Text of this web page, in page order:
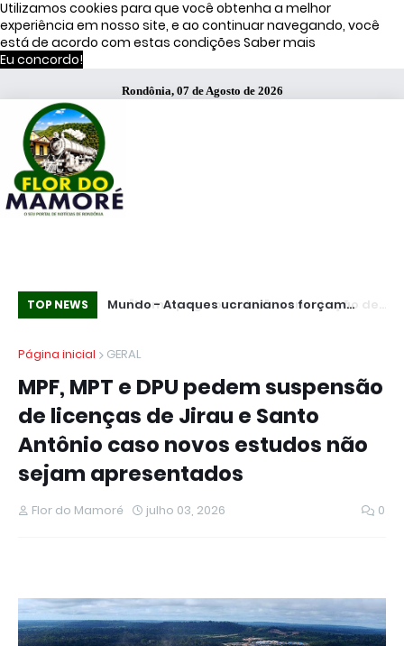
Utilizamos cookies para que você obtenha a melhor
experiência em nosso site, e ao continuar navegando, você
está de acordo com estas condições Saber mais
Eu concordo!
Rondônia, 07 de Agosto de 2026
TOP NEWS
de
Mundo - Ataques ucranianos forçam
do Cazaquistão à Rússia
Página inicial GERAL
MPF, MPT e DPU pedem suspensão
de licenças de Jirau e Santo
Antônio caso novos estudos não
sejam apresentados
Flor do Mamoré julho 03, 2026 0